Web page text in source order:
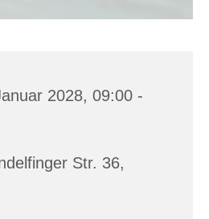
2028, 09:00 -
Str. 36,